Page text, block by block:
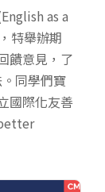
as a
特舉辦期
饋意見，了
同學們寶
國際化友善